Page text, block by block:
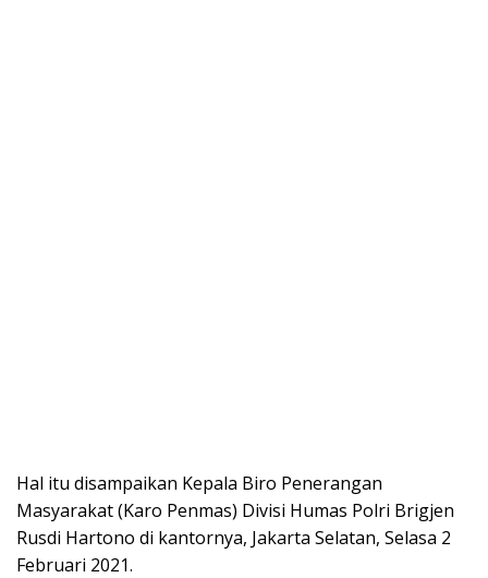
Hal itu disampaikan Kepala Biro Penerangan
Masyarakat (Karo Penmas) Divisi Humas Polri Brigjen
Rusdi Hartono di kantornya, Jakarta Selatan, Selasa 2
Februari 2021.